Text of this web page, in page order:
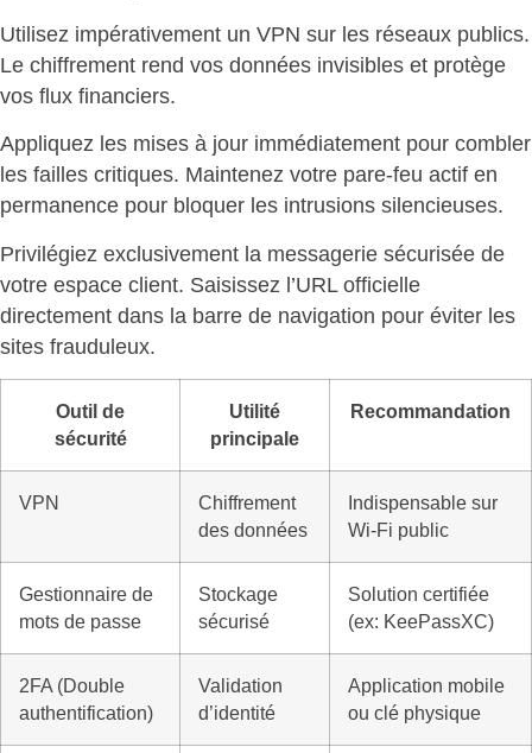
Utilisez impérativement un VPN sur les réseaux publics.
Le chiffrement rend vos données invisibles et protège
vos flux financiers.
Appliquez les mises à jour immédiatement pour combler
les failles critiques. Maintenez votre pare-feu actif en
permanence pour bloquer les intrusions silencieuses.
Privilégiez exclusivement la messagerie sécurisée de
votre espace client. Saisissez l’URL officielle
directement dans la barre de navigation pour éviter les
sites frauduleux.
Outil de
sécurité
Utilité
principale
Recommandation
VPN
Chiffrement
des données
Indispensable sur
Wi-Fi public
Gestionnaire de
mots de passe
Stockage
sécurisé
Solution certifiée
(ex: KeePassXC)
2FA (Double
authentification)
Validation
d’identité
Application mobile
ou clé physique